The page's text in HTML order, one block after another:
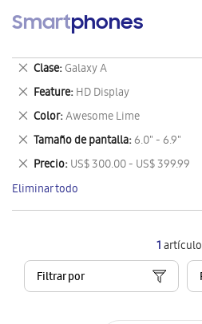
Smartphones
1artículo
Filtrar por
Clase Galaxy A
Eliminar
este
artículo
Feature HD Display
Eliminar
este
artículo
Color Awesome Lime
Eliminar
este
artículo
Tamaño de pantalla 6.0" - 6.9"
Eliminar
este
artículo
Precio US$ 300.00 - US$ 399.99
Eliminar
este
artículo
Eliminar todo